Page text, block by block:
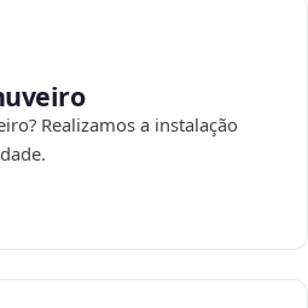
Realizamos a instalação